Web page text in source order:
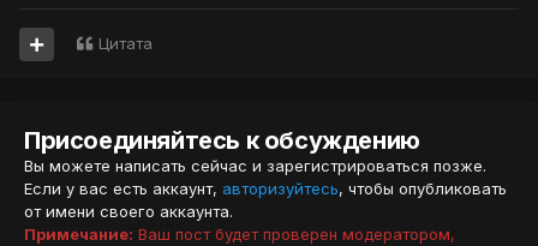
Цитата
Присоединяйтесь к обсуждению
Вы можете написать сейчас и зарегистрироваться позже.
Если у вас есть аккаунт, авторизуйтесь, чтобы опубликовать
от имени своего аккаунта.
Примечание: Ваш пост будет проверен модератором,